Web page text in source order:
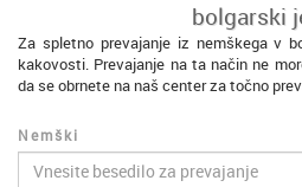
bolgarski
Za spletno prevajanje iz nemškega v
kakovosti. Prevajanje na ta način ne
da se obrnete na naš center za točno
Nemški